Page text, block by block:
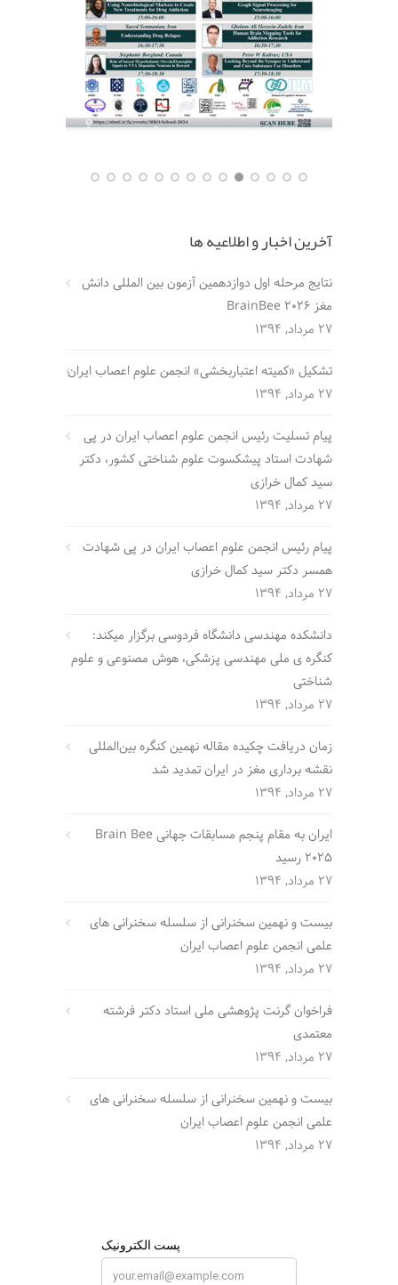
آخرین اخبار و اطلاعیه ها
نتایج مرحله اول دوازدهمین آزمون بین المللی دانش
مغز BrainBee 2026
27 مرداد, 1394
تشکیل «کمیته اعتباربخشی» انجمن علوم اعصاب ایران
27 مرداد, 1394
پیام تسلیت رئیس انجمن علوم اعصاب ایران در پی
شهادت استاد پیشکسوت علوم شناختی کشور، دکتر
سید کمال خرازی
27 مرداد, 1394
پیام رئیس انجمن علوم اعصاب ایران در پی شهادت
همسر دکتر سید کمال خرازی
27 مرداد, 1394
دانشکده مهندسی دانشگاه فردوسی برگزار میکند:
کنگره ی ملی مهندسی پزشکی، هوش مصنوعی و علوم
شناختی
27 مرداد, 1394
زمان دریافت چکیده مقاله نهمین کنگره بین‌المللی
نقشه برداری مغز در ایران تمدید شد
27 مرداد, 1394
ایران به مقام پنجم مسابقات جهانی Brain Bee
2025 رسید
27 مرداد, 1394
بیست و نهمین سخنرانی از سلسله سخنرانی های
علمی انجمن علوم اعصاب ایران
27 مرداد, 1394
فراخوان گرنت پژوهشی ملی استاد دکتر فرشته
معتمدی
27 مرداد, 1394
بیست و نهمین سخنرانی از سلسله سخنرانی های
علمی انجمن علوم اعصاب ایران
27 مرداد, 1394